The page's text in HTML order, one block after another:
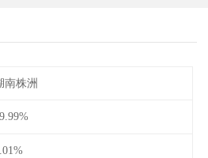
南株洲